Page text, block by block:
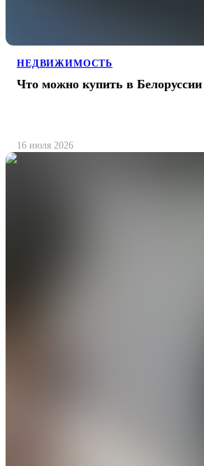
НЕДВИЖИМОСТЬ
Что можно купить в Белоруссии
16 июля 2026